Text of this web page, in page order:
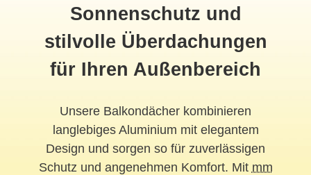
Sonnenschutz und
stilvolle Überdachungen
für Ihren Außenbereich
Unsere Balkondächer kombinieren
langlebiges Aluminium mit elegantem
Design und sorgen so für zuverlässigen
Schutz und angenehmen Komfort. Mit mm